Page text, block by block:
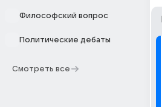
Философский вопрос
Политические дебаты
Смотреть все